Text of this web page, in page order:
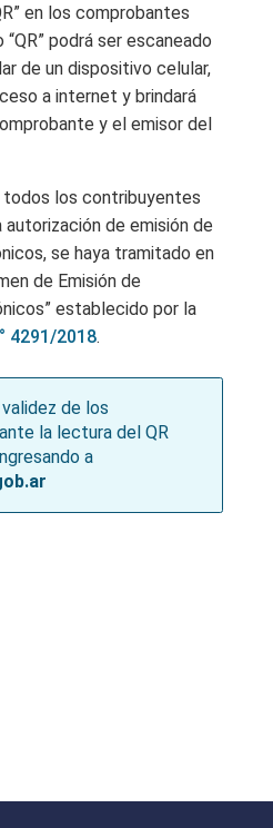
en los comprobantes
podrá ser escaneado
de un dispositivo celular,
a internet y brindará
y el emisor del
todos los contribuyentes
de emisión de
se haya tramitado en
de Emisión de
establecido por la
4291/2018.
de los
la lectura del QR
a